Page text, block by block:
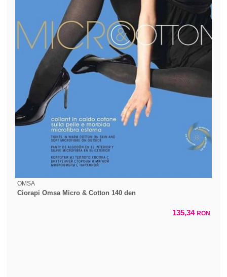
OMSA
Ciorapi Omsa Micro & Cotton 140 den
135,34 RON